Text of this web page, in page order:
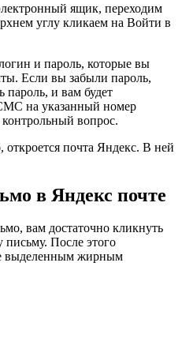
ящик, переходим
углу кликаем на Войти в
и пароль, которые вы
Если вы забыли пароль,
пароль, и вам будет
на указанный номер
вопрос.
почта Яндекс. В ней
в Яндекс почте
вам достаточно кликнуть
После этого
выделенным жирным